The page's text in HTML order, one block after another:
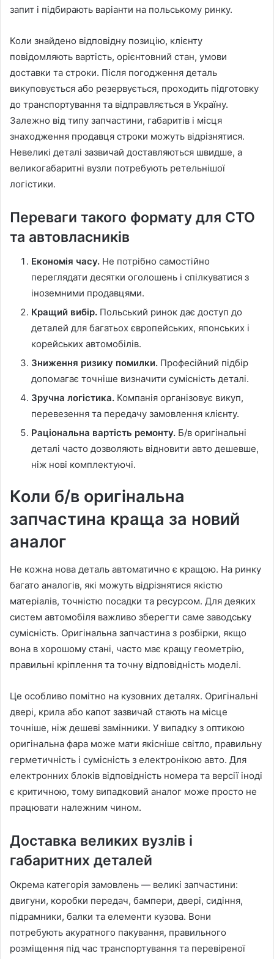
запит і підбирають варіанти на польському ринку.
Коли знайдено відповідну позицію, клієнту
повідомляють вартість, орієнтовний стан, умови
доставки та строки. Після погодження деталь
викуповується або резервується, проходить підготовку
до транспортування та відправляється в Україну.
Залежно від типу запчастини, габаритів і місця
знаходження продавця строки можуть відрізнятися.
Невеликі деталі зазвичай доставляються швидше, а
великогабаритні вузли потребують ретельнішої
логістики.
Переваги такого формату для СТО
та автовласників
Економія часу. Не потрібно самостійно
переглядати десятки оголошень і спілкуватися з
іноземними продавцями.
Кращий вибір. Польський ринок дає доступ до
деталей для багатьох європейських, японських і
корейських автомобілів.
Зниження ризику помилки. Професійний підбір
допомагає точніше визначити сумісність деталі.
Зручна логістика. Компанія організовує викуп,
перевезення та передачу замовлення клієнту.
Раціональна вартість ремонту. Б/в оригінальні
деталі часто дозволяють відновити авто дешевше,
ніж нові комплектуючі.
Коли б/в оригінальна
запчастина краща за новий
аналог
Не кожна нова деталь автоматично є кращою. На ринку
багато аналогів, які можуть відрізнятися якістю
матеріалів, точністю посадки та ресурсом. Для деяких
систем автомобіля важливо зберегти саме заводську
сумісність. Оригінальна запчастина з розбірки, якщо
вона в хорошому стані, часто має кращу геометрію,
правильні кріплення та точну відповідність моделі.
Це особливо помітно на кузовних деталях. Оригінальні
двері, крила або капот зазвичай стають на місце
точніше, ніж дешеві замінники. У випадку з оптикою
оригінальна фара може мати якісніше світло, правильну
герметичність і сумісність з електронікою авто. Для
електронних блоків відповідність номера та версії іноді
є критичною, тому випадковий аналог може просто не
працювати належним чином.
Доставка великих вузлів і
габаритних деталей
Окрема категорія замовлень — великі запчастини:
двигуни, коробки передач, бампери, двері, сидіння,
підрамники, балки та елементи кузова. Вони
потребують акуратного пакування, правильного
розміщення під час транспортування та перевіреної